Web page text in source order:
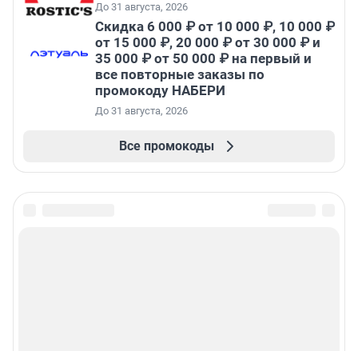
До 31 августа, 2026
Скидка 6 000 ₽ от 10 000 ₽, 10 000 ₽
от 15 000 ₽, 20 000 ₽ от 30 000 ₽ и
35 000 ₽ от 50 000 ₽ на первый и
все повторные заказы по
промокоду НАБЕРИ
До 31 августа, 2026
Все промокоды